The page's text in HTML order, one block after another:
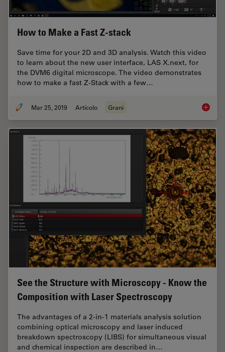
How to Make a Fast Z-stack
Save time for your 2D and 3D analysis. Watch this video
to learn about the new user interface, LAS X.next, for
the DVM6 digital microscope. The video demonstrates
how to make a fast Z-Stack with a few…
Mar 25, 2019 Articolo Grani How to
See the Structure with Microscopy - Know the
Composition with Laser Spectroscopy
The advantages of a 2-in-1 materials analysis solution
combining optical microscopy and laser induced
breakdown spectroscopy (LIBS) for simultaneous visual
and chemical inspection are described in…